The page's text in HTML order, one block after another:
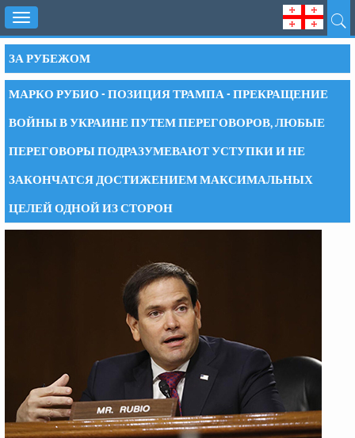
Toggle
navigation
ЗА РУБЕЖОМ
МАРКО РУБИО - ПОЗИЦИЯ ТРАМПА - ПРЕКРАЩЕНИЕ
ВОЙНЫ В УКРАИНЕ ПУТЕМ ПЕРЕГОВОРОВ, ЛЮБЫЕ
ПЕРЕГОВОРЫ ПОДРАЗУМЕВАЮТ УСТУПКИ И НЕ
ЗАКОНЧАТСЯ ДОСТИЖЕНИЕМ МАКСИМАЛЬНЫХ
ЦЕЛЕЙ ОДНОЙ ИЗ СТОРОН